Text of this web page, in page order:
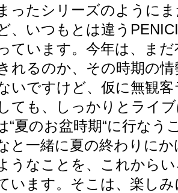
ったシリーズのように
、いつもとは違う
ています。今年は、ま
れるのか、その時期の
いですけど、仮に無観
ても、しっかりとライ
“夏のお盆時期“に行なう
と一緒に夏の終わりに
うなことを、これから
います。そこは、楽し